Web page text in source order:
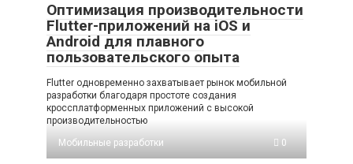
Оптимизация производительности
Flutter-приложений на iOS и
Android для плавного
пользовательского опыта
Flutter одновременно захватывает рынок мобильной
разработки благодаря простоте создания
кроссплатформенных приложений с высокой
производительностью
Мобильные разработки
0